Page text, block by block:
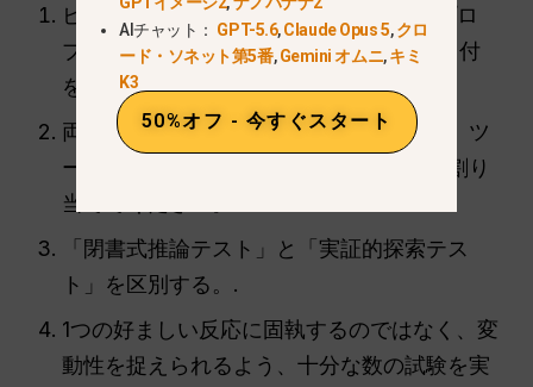
ピン grok-4.5 そして gemini-3.1-プロ
プレビュー , 、そして返されたモデルと日付
をログに記録します。.
両方のモデルに、同じタスク、ファイル、ツ
ール、所要時間、および受け入れ基準を割り
当ててください。.
「閉書式推論テスト」と「実証的探索テス
ト」を区別する。.
1つの好ましい反応に固執するのではなく、変
動性を捉えられるよう、十分な数の試験を実
AIチャット： GPT-5.6,Claude Opus 5,クロ
ード・ソネット第5番,Gemini オムニ,キミ
K3
50%オフ - 今すぐスタート